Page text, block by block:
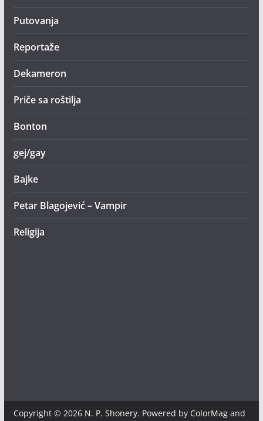
Putovanja
Reportaže
Dekameron
Priče sa roštilja
Bonton
gej/gay
Bajke
Petar Blagojević – Vampir
Religija
Copyright © 2026 N. P. Shonery. Powered by ColorMagand